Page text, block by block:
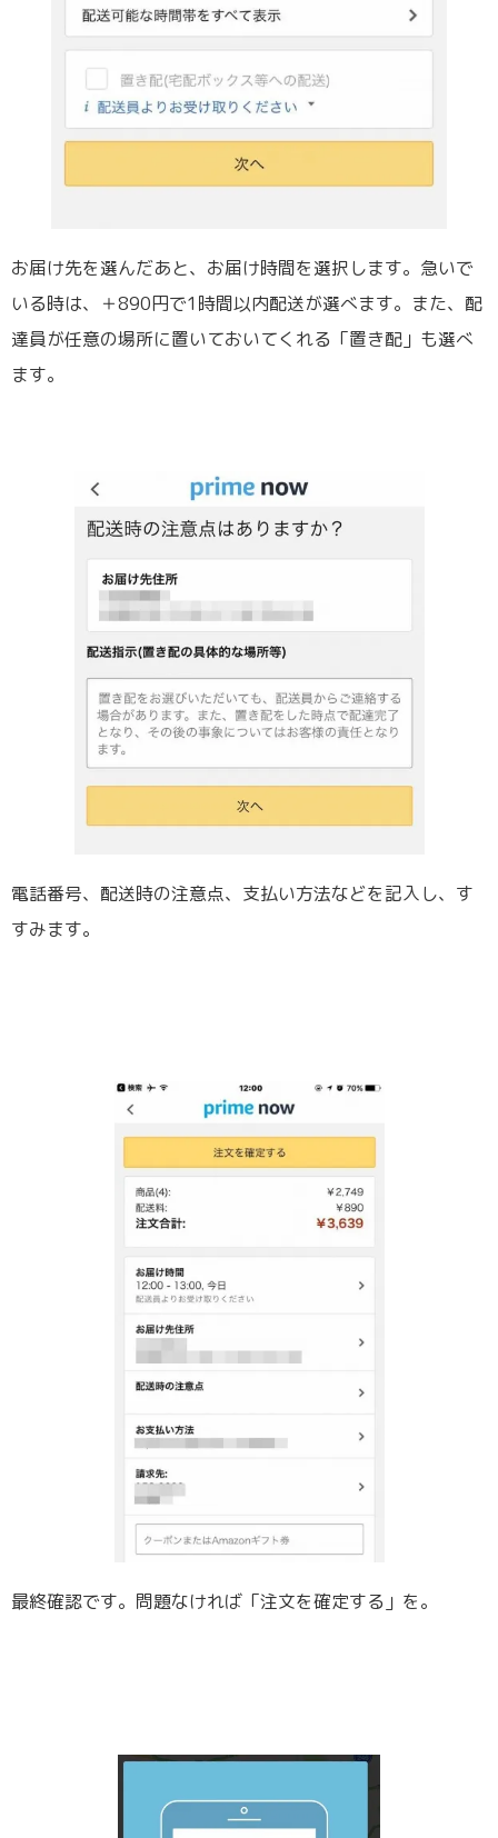
お届け先を選んだあと、お届け時間を選択します。急いで
いる時は、＋890円で1時間以内配送が選べます。また、配
達員が任意の場所に置いておいてくれる「置き配」も選べ
ます。
電話番号、配送時の注意点、支払い方法などを記入し、す
すみます。
最終確認です。問題なければ「注文を確定する」を。